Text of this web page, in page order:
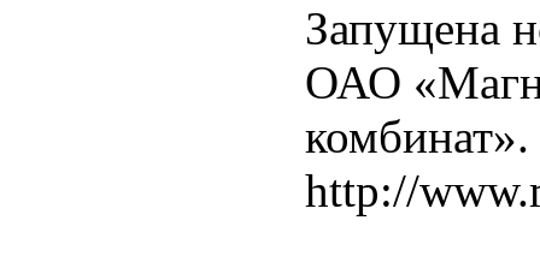
Запущена
ОАО
http://